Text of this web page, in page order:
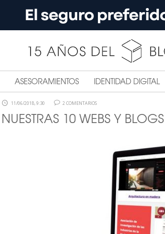
ASESORAMIENTOS IDENTIDAD DIGITAL
11/06/2018, 9:30 2 COMENTARIOS
NUESTRAS 10 WEBS Y